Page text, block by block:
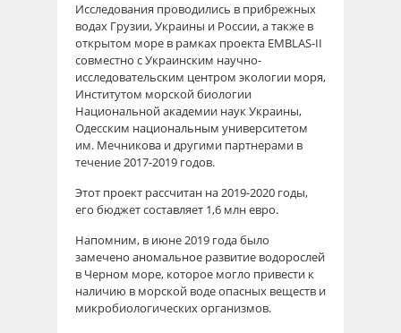
Исследования проводились в прибрежных
водах Грузии, Украины и России, а также в
открытом море в рамках проекта EMBLAS-II
совместно с Украинским научно-
исследовательским центром экологии моря,
Институтом морской биологии
Национальной академии наук Украины,
Одесским национальным университетом
им. Мечникова и другими партнерами в
течение 2017-2019 годов.
Этот проект рассчитан на 2019-2020 годы,
его бюджет составляет 1,6 млн евро.
Напомним, в июне 2019 года было
замечено аномальное развитие водорослей
в Черном море, которое могло привести к
наличию в морской воде опасных веществ и
микробиологических организмов.